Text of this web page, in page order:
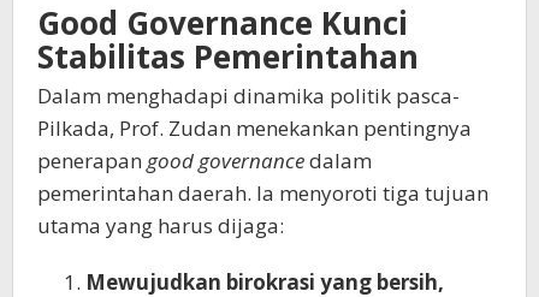
Good Governance Kunci
Stabilitas Pemerintahan
Dalam menghadapi dinamika politik pasca-
Pilkada, Prof. Zudan menekankan pentingnya
penerapan good governancedalam
pemerintahan daerah. Ia menyoroti tiga tujuan
utama yang harus dijaga:
Mewujudkan birokrasi yang bersih,